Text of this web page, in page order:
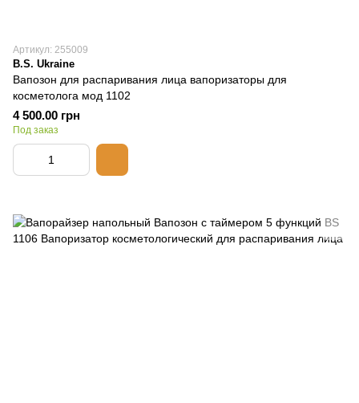
Артикул: 255009
B.S. Ukraine
Вапозон для распаривания лица вапоризаторы для
косметолога мод 1102
4 500.00 грн
Под заказ